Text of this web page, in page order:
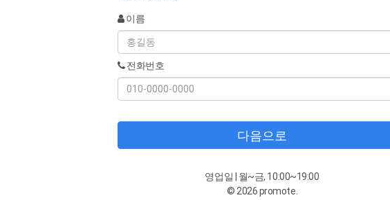
이름
전화번호
다음으로
영업일 | 월~금, 10:00~19:00
© 2026 promote.